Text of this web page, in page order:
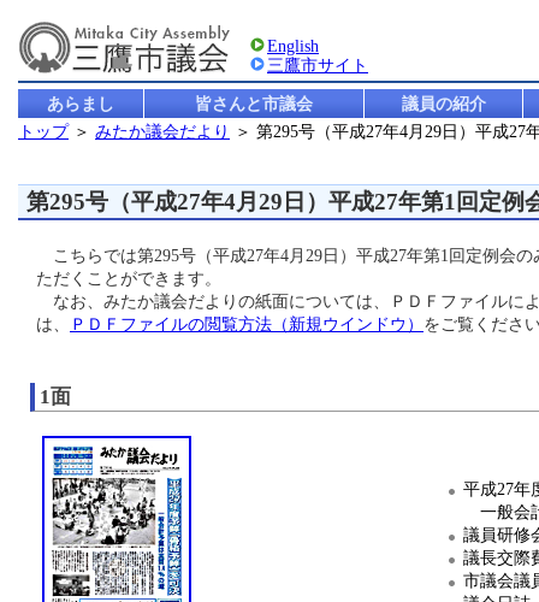
English
三鷹市サイト
あらまし 皆さんと市議会
議員の紹介
トップ＞ みたか議会だより ＞ 第295号（平成27年4月29日）平成27
第295号（平成27年4月29日）平成27年第1回定例
こちらでは第295号（平成27年4月29日）平成27年第1回定例会
ただくことができます。
なお、みたか議会だよりの紙面については、ＰＤＦファイルに
は、
ＰＤＦファイルの閲覧方法（新規ウインドウ） をご覧くださ
1面
平成27年
一般会
議員研修
議長交際
市議会議